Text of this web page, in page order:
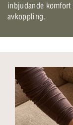
inbjudande
avkoppling.